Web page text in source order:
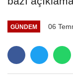
GÜNDEM 06